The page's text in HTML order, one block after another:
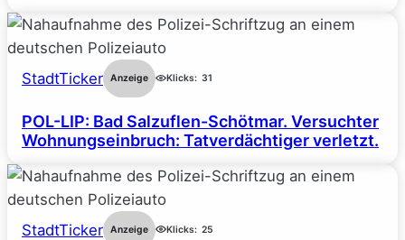
StadtTicker Anzeige Klicks: 31
POL-LIP: Bad Salzuflen-Schötmar. Versuchter
Wohnungseinbruch: Tatverdächtiger verletzt.
StadtTicker Anzeige Klicks: 25